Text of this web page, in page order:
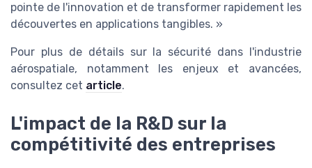
pointe de l'innovation et de transformer rapidement les
découvertes en applications tangibles. »
Pour plus de détails sur la sécurité dans l'industrie
aérospatiale, notamment les enjeux et avancées,
consultez cet article.
L'impact de la R&D sur la
compétitivité des entreprises